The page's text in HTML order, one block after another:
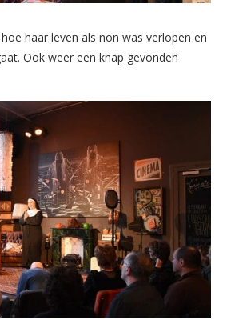
haar leven als non was verlopen en
Ook weer een knap gevonden